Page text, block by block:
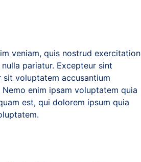
veniam, quis nostrud exercitation
pariatur. Excepteur sint
voluptatem accusantium
enim ipsam voluptatem quia
est, qui dolorem ipsum quia